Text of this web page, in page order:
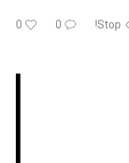
Stop!
0
0